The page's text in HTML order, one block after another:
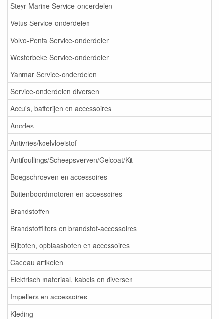
Steyr Marine Service-onderdelen
Vetus Service-onderdelen
Volvo-Penta Service-onderdelen
Westerbeke Service-onderdelen
Yanmar Service-onderdelen
Service-onderdelen diversen
Accu's, batterijen en accessoires
Anodes
Antivries/koelvloeistof
Antifoullings/Scheepsverven/Gelcoat/Kit
Boegschroeven en accessoires
Buitenboordmotoren en accessoires
Brandstoffen
Brandstoffilters en brandstof-accessoires
Bijboten, opblaasboten en accessoires
Cadeau artikelen
Elektrisch materiaal, kabels en diversen
Impellers en accessoires
Kleding